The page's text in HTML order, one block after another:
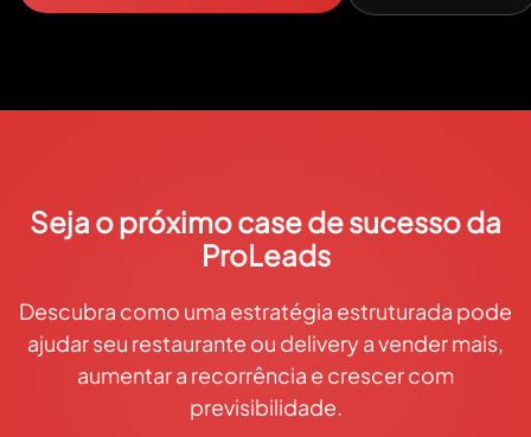
Seja o próximo case de sucesso da
ProLeads
Descubra como uma estratégia estruturada pode
ajudar seu restaurante ou delivery a vender mais,
aumentar a recorrência e crescer com
previsibilidade.